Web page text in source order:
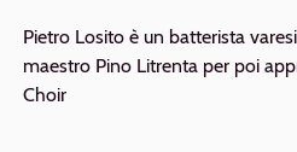
Pietro Losito è un batterista
maestro Pino Litrenta per poi
Choir